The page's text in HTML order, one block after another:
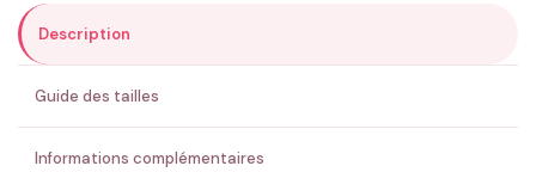
ENVOYER MA DEMANDE ✨
💚 Retour sous 24-48h🇫🇷 Flocage en France✅ Validation avant fabrication
Description
Guide des tailles
Informations complémentaires